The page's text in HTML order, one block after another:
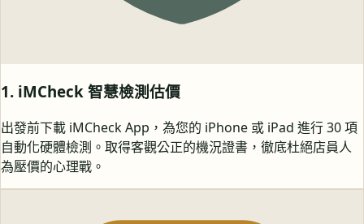
1. iMCheck 智慧檢測估價
出發前下載 iMCheck App，為您的 iPhone 或 iPad 進行 30 項
自動化硬體檢測。取得客觀公正的機況證書，徹底杜絕店員人
為壓價的心理戰。